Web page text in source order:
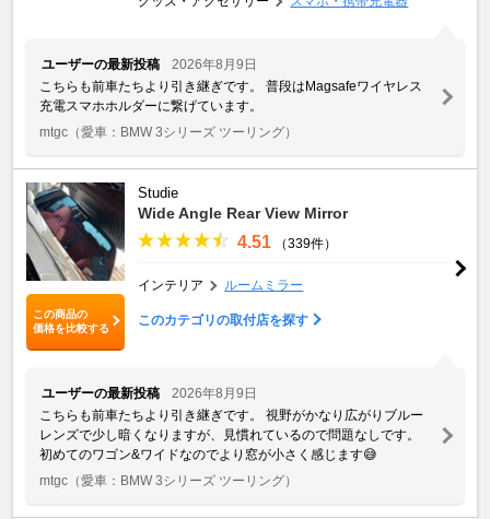
ユーザーの最新投稿
2026年8月9日
こちらも前車たちより引き継ぎです。 普段はMagsafeワイヤレス
充電スマホホルダーに繋げています。
mtgc （愛車：BMW 3シリーズ ツーリング）
この商品の
価格を比較する
Studie
Wide Angle Rear View Mirror
4.51 （339件）
インテリア ルームミラー
このカテゴリの取付店を探す
ユーザーの最新投稿
2026年8月9日
こちらも前車たちより引き継ぎです。 視野がかなり広がりブルー
レンズで少し暗くなりますが、見慣れているので問題なしです。
初めてのワゴン&ワイドなのでより窓が小さく感じます😅
mtgc （愛車：BMW 3シリーズ ツーリング）